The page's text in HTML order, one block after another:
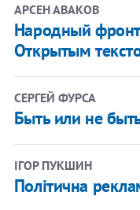
АРСЕН АВАКОВ
Народный
Открытым
СЕРГЕЙ ФУРСА
Быть или не
ІГОР ПУКШИН
Політична